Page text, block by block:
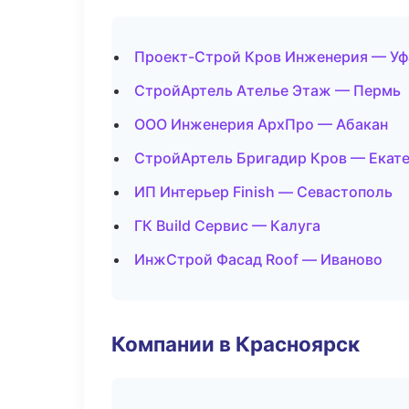
Проект-Строй Кров Инженерия —
СтройАртель Ателье Этаж — Пермь
ООО Инженерия АрхПро — Абакан
СтройАртель Бригадир Кров —
ИП Интерьер Finish — Севастополь
ГК Build Сервис — Калуга
ИнжСтрой Фасад Roof — Иваново
Компании в Красноярск